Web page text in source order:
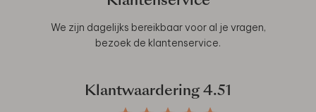
We zijn dagelijks bereikbaar voor al je vragen,
bezoek de klantenservice.
Klantwaardering 4.51